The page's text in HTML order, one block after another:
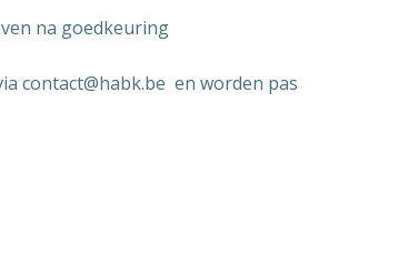
na goedkeuring
contact@habk.be en worden pas